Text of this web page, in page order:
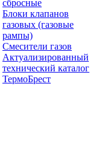
сбросные
Блоки клапанов
газовых (газовые
рампы)
Смесители газов
Актуализированный
технический каталог
ТермоБрест